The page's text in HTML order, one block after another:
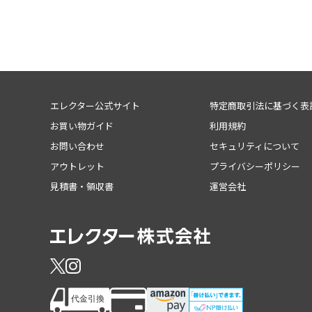
エレクター公式サイト
お買い物ガイド
お問い合わせ
アウトレット
見積書・領収書
特定商取引法に基づく表
利用規約
セキュリティについて
プライバシーポリシー
運営会社